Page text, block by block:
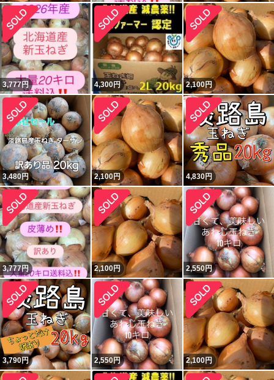
3,777円 4,300円 2,100円
3,480円 2,100円 4,830円
3,777円 2,100円 2,550円
3,790円 2,550円 2,100円